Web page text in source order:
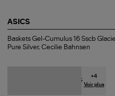
ASICS
Baskets
Gel-
Baskets Gel-Cumulus 16 Sscb
Pure Silver, Cecilie Bahnsen
+4
Voir plus